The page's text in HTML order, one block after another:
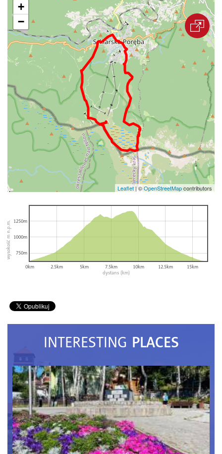
+
−
Leaflet|©OpenStreetMapcontributors
dystans (km)
wysokość m n.p.m.
0km 2.5km 5km 7.5km 10km 12.5km 15km
750m
1000m
1250m
INTERESTING PLACES